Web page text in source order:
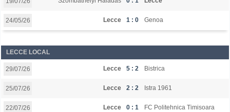
24/05/26 Lecce 1 : 0 Genoa
LECCE LOCAL
29/07/26 Lecce 5 : 2 Bistrica
25/07/26 Lecce 2 : 2 Istra 1961
22/07/26 Lecce 0 : 1 FC Politehnica Timisoara